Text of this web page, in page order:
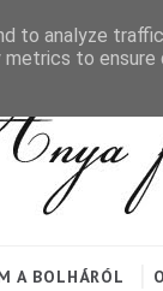
A BOLHÁRÓL
to analyze
to